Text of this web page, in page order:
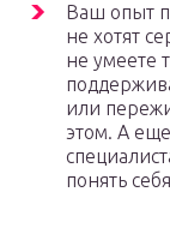
Ваш опыт
не хотят
не умеете
или
этом. А
понять